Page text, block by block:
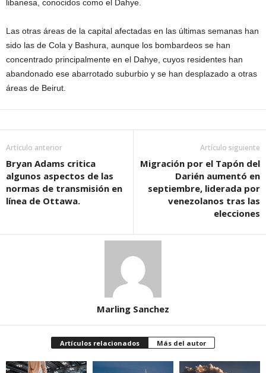
libanesa, conocidos como el Dahye.
Las otras áreas de la capital afectadas en las últimas semanas han
sido las de Cola y Bashura, aunque los bombardeos se han
concentrado principalmente en el Dahye, cuyos residentes han
abandonado ese abarrotado suburbio y se han desplazado a otras
áreas de Beirut.
Artículo anterior
Bryan Adams critica
algunos aspectos de las
normas de transmisión en
línea de Ottawa.
Artículo siguiente
Migración por el Tapón del
Darién aumentó en
septiembre, liderada por
venezolanos tras las
elecciones
Marling Sanchez
Artículos relacionados Más del autor